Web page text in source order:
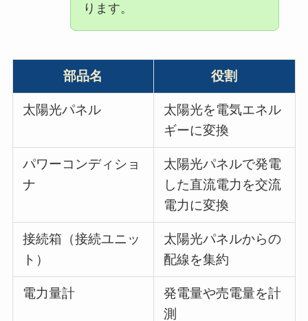
ります。
部品名 役割
太陽光パネル
太陽光を電気エネル
ギーに変換
パワーコンディショ
ナ
太陽光パネルで発電
した直流電力を交流
電力に変換
接続箱（接続ユニッ
ト）
太陽光パネルからの
配線を集約
電力量計
発電量や売電量を計
測